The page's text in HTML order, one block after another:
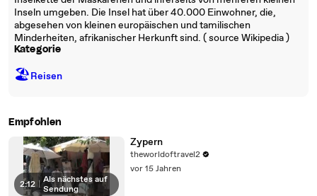
Inseln umgeben. Die Insel hat über 40.000 Einwohner, die,
abgesehen von kleinen europäischen und tamilischen
Minderheiten, afrikanischer Herkunft sind. ( source Wikipedia )
Kategorie
🏖Reisen
Empfohlen
2:12
Als nächstes auf
Sendung
Zypern
theworldoftravel2
vor 15 Jahren